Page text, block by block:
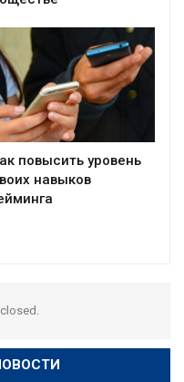
повысить уровень
навыков